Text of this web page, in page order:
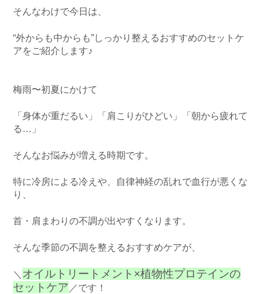
そんなわけで今日は、
“外からも中からも”しっかり整えるおすすめのセットケ
アをご紹介します♪
梅雨〜初夏にかけて
「身体が重だるい」「肩こりがひどい」「朝から疲れて
る…」
そんなお悩みが増える時期です。
特に冷房による冷えや、自律神経の乱れで血行が悪くな
り、
首・肩まわりの不調が出やすくなります。
そんな季節の不調を整えるおすすめケアが、
＼ オイルトリートメント×植物性プロテインの
セットケア ／です！